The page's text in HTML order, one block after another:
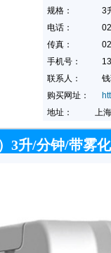
规格：
3
电话：
传真：
手机号：
联系人：
购买网址：
地址：
上
3升/分钟/带雾